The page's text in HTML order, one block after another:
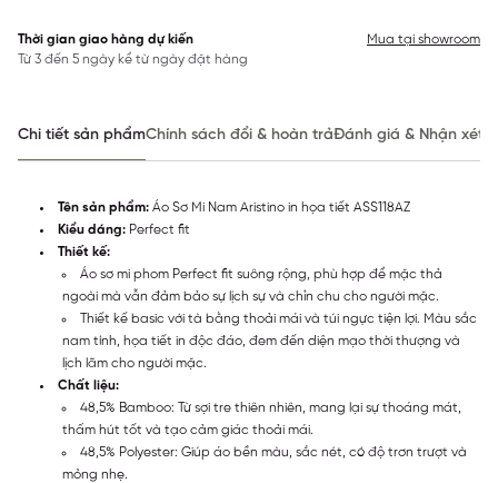
Thời gian giao hàng dự kiến
Từ 3 đến 5 ngày kể từ ngày đặt hàng
Mua tại showroom
Chi tiết sản phẩmChính sách đổi & hoàn trảĐánh giá & Nhận xét
Tên sản phẩm: Áo Sơ Mi Nam Aristino in họa tiết ASS118AZ
Kiểu dáng: Perfect fit
Thiết kế:
Áo sơ mi phom Perfect fit suông rộng, phù hợp để mặc thả
ngoài mà vẫn đảm bảo sự lịch sự và chỉn chu cho người mặc.
Thiết kế basic với tà bằng thoải mái và túi ngực tiện lợi. Màu sắc
nam tính, họa tiết in độc đáo, đem đến diện mạo thời thượng và
lịch lãm cho người mặc.
Chất liệu:
48,5% Bamboo: Từ sợi tre thiên nhiên, mang lại sự thoáng mát,
thấm hút tốt và tạo cảm giác thoải mái.
48,5% Polyester: Giúp áo bền màu, sắc nét, có độ trơn trượt và
mỏng nhẹ.